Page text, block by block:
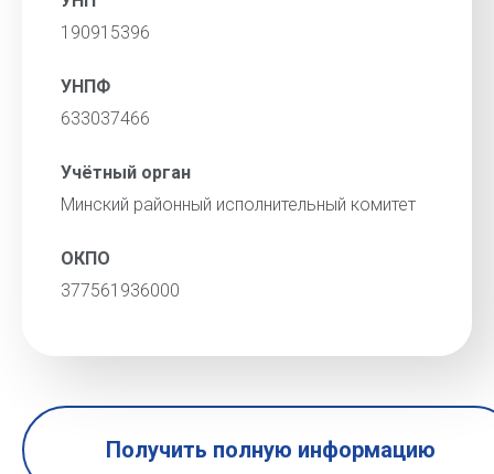
190915396
УНПФ
633037466
Учётный орган
Минский районный исполнительный комитет
ОКПО
377561936000
Получить полную информацию